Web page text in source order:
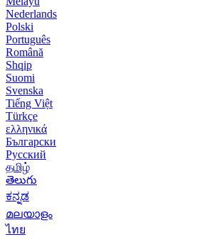
Nederlands
Polski
Português
Română
Shqip
Suomi
Svenska
Tiếng Việt
Türkçe
ελληνικά
Български
Русский
தமிழ்
తెలుగు
ಕನ್ನಡ
മലയാളം
ไทย